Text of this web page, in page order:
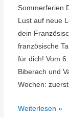
Sommerferien
Lust auf neue
dein
französische
für dich! Vom
Biberach und
Wochen:
Lust
Weiterlesen »